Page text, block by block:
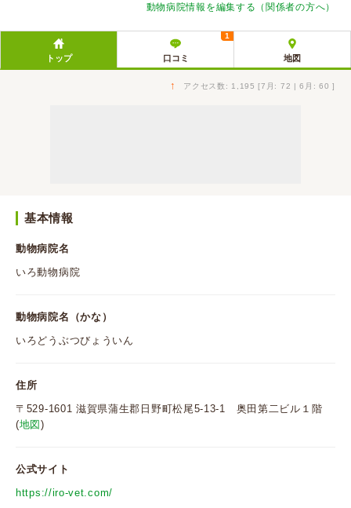
動物病院情報を編集する（関係者の方へ）
トップ 口コミ
1
地図
↑ アクセス数: 1,195 [7月: 72 | 6月: 60 ]
基本情報
動物病院名
いろ動物病院
動物病院名（かな）
いろどうぶつびょういん
住所
〒529-1601 滋賀県蒲生郡日野町松尾5-13-1 奥田第二ビル１階
(地図)
公式サイト
https://iro-vet.com/